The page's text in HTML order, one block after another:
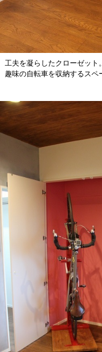
工夫を凝らしたクローゼッ
趣味の自転車を収納するスペ